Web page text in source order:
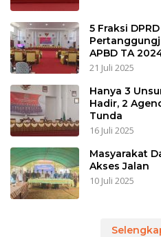
5 Fraksi
APBD TA
21 Juli 2025
Hanya 3
Hadir, 2
Tunda
16 Juli 2025
Masyarakat
Akses Jalan
10 Juli 2025